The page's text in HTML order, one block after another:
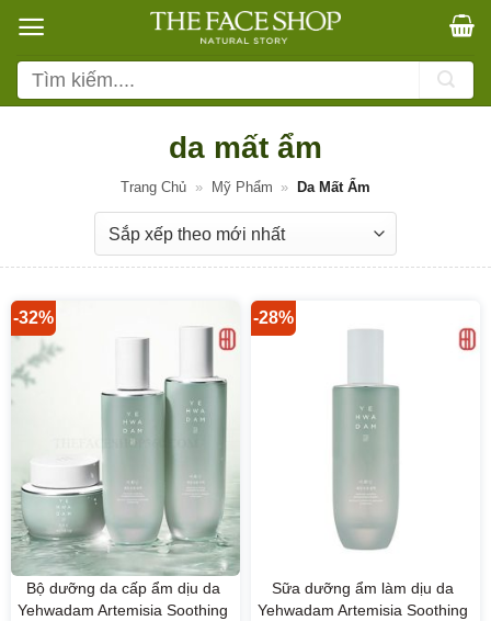
qua
nội
dung
Tìm
kiếm:
da mất ẩm
Trang Chủ » Mỹ Phẩm » Da Mất Ẩm
-32%
Bộ dưỡng da cấp ẩm dịu da
Yehwadam Artemisia Soothing
-28%
Sữa dưỡng ẩm làm dịu da
Yehwadam Artemisia Soothing